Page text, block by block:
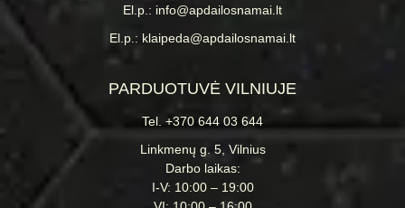
El.p.: info@apdailosnamai.lt
El.p.: klaipeda@apdailosnamai.lt
PARDUOTUVĖ VILNIUJE
Tel. +370 644 03 644
Linkmenų g. 5, Vilnius
Darbo laikas:
I-V: 10:00 – 19:00